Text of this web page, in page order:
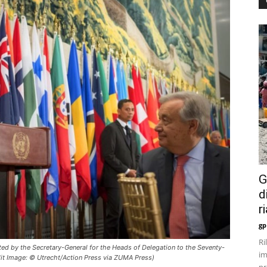
by the Secretary-General for the Heads of Delegation to the Seventy-
Image: © Utrecht/Action Press via ZUMA Press)
gp